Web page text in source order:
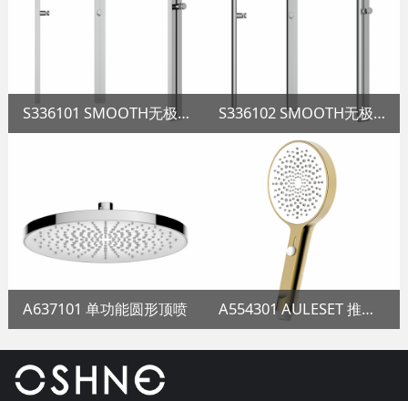
S336101 SMOOTH无极调节升降杆 S336102 SMOOTH无极调节升降杆
A637101 单功能圆形顶喷 A554301 AULESET 推扭无极调节花洒